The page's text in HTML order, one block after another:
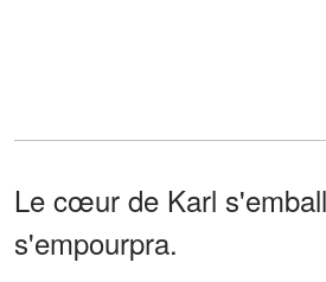
Le cœur de Karl
s'empourpra.